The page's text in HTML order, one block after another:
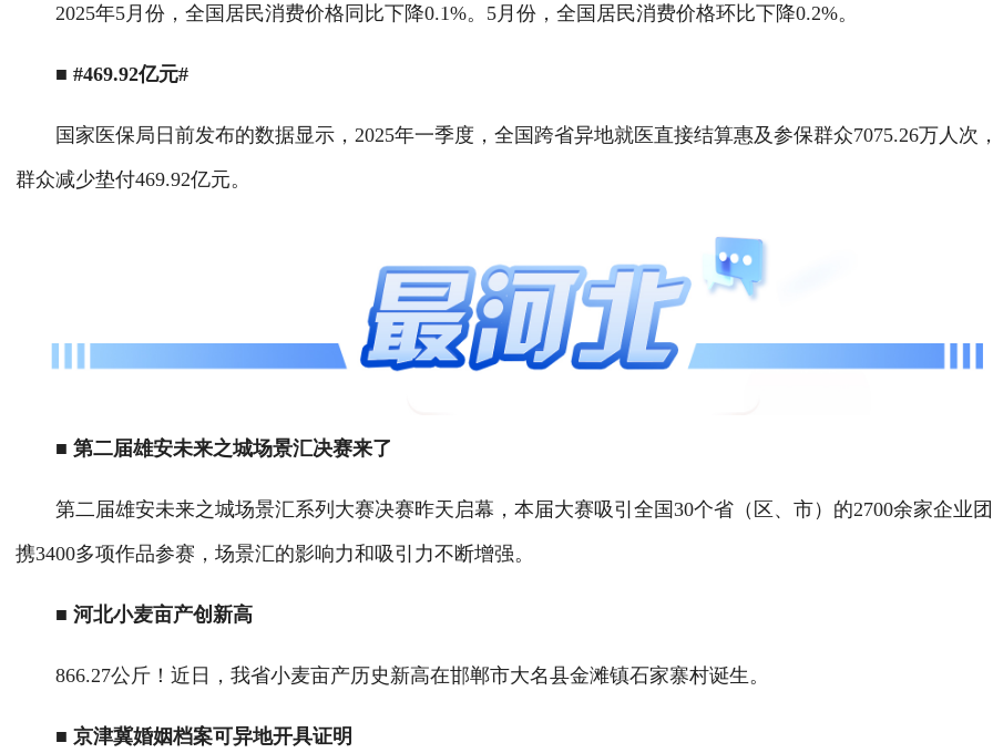
2025年5月份，全国居民消费价格同比下降0.1%。5月份，全国居民消费价格环比下降0.2%。
■ #469.92亿元#
国家医保局日前发布的数据显示，2025年一季度，全国跨省异地就医直接结算惠及参保群众7075.26万人次
群众减少垫付469.92亿元。
■ 第二届雄安未来之城场景汇决赛来了
第二届雄安未来之城场景汇系列大赛决赛昨天启幕，本届大赛吸引全国30个省（区、市）的2700余家企业
携3400多项作品参赛，场景汇的影响力和吸引力不断增强。
■ 河北小麦亩产创新高
866.27公斤！近日，我省小麦亩产历史新高在邯郸市大名县金滩镇石家寨村诞生。
■ 京津冀婚姻档案可异地开具证明